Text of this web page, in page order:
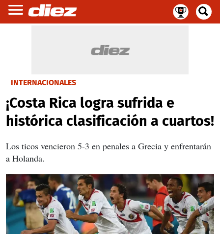
INTERNACIONALES
¡Costa Rica logra sufrida e
histórica clasificación a cuartos!
Los ticos vencieron 5-3 en penales a Grecia y enfrentarán
a Holanda.